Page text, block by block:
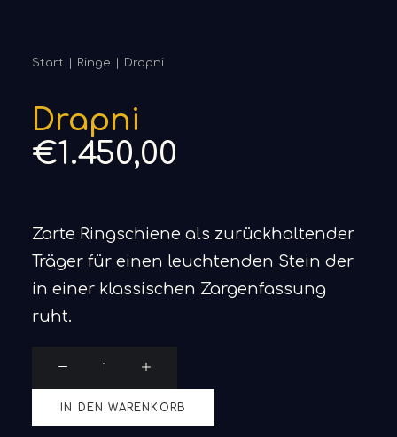
Start Ringe Drapni
Drapni
€1.450,00
Zarte Ringschiene als zurückhaltender
Träger für einen leuchtenden Stein der
in einer klassischen Zargenfassung
ruht.
IN DEN WARENKORB